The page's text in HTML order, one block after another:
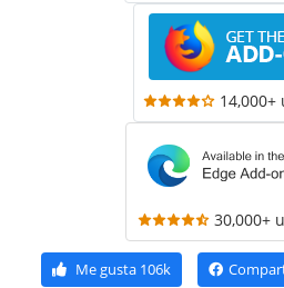
14,000+
30,000+
Me gusta106k